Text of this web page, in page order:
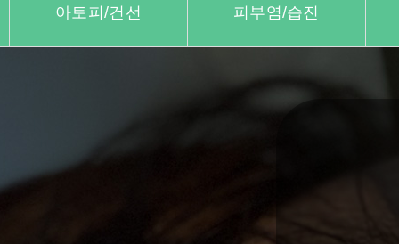
아토피/건선 피부염/습진